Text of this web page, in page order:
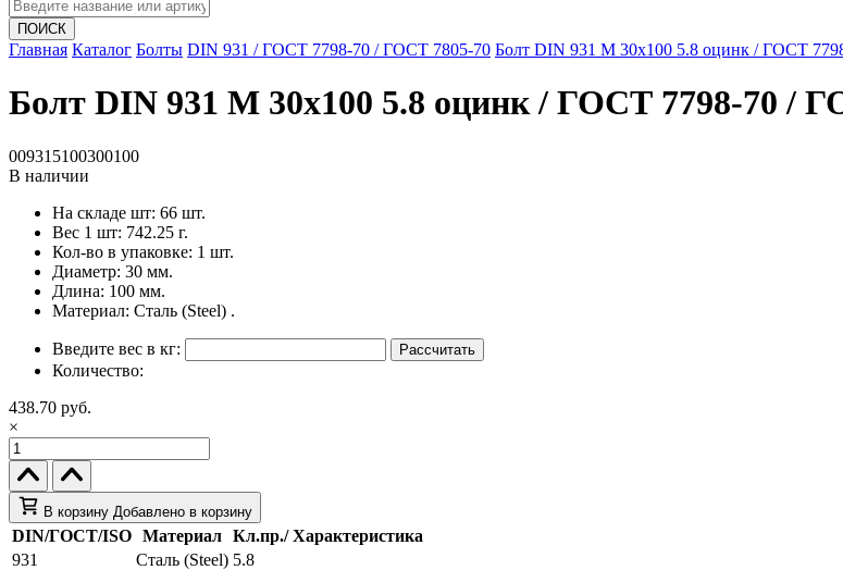
ПОИСК
Главная Каталог Болты DIN 931 / ГОСТ 7798-70 / ГОСТ 7805-70 Болт DIN 931 M 30x100 5.8 оцинк / ГОСТ
Болт DIN 931 M 30x100 5.8 оцинк / ГОСТ 7798-70 /
009315100300100
В наличии
На складе шт: 66 шт.
Вес 1 шт: 742.25 г.
Кол-во в упаковке: 1 шт.
Диаметр: 30 мм.
Длина: 100 мм.
Материал: Сталь (Steel) .
Введите вес в кг: Рассчитать
Количество:
438.70 руб.
×
В корзину Добавлено в корзину
DIN/ГОСТ/ISO Материал Кл.пр./ Характеристика
931
Сталь (Steel) 5.8